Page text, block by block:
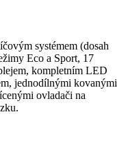
systémem (dosah
Eco a Sport, 17
kompletním LED
jednodílnými kovanými
ovladači na